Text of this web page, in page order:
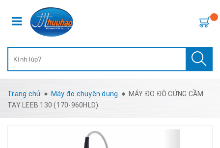
Trang chủ Máy đo chuyên dụng
MÁY ĐO ĐỘ CỨNG CẦM
TAY LEEB 130 (170-960HLD)